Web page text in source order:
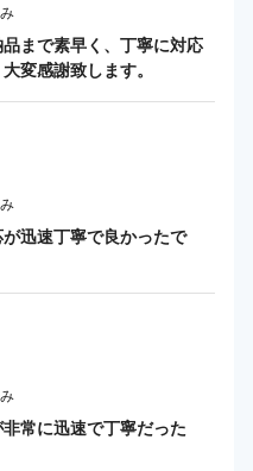
まで素早く、丁寧に対応
変感謝致します。
迅速丁寧で良かったで
常に迅速で丁寧だった